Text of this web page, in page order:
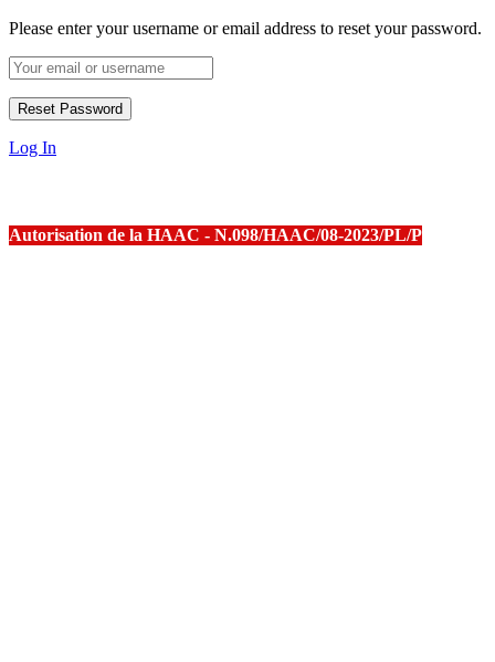
Please enter your username or email address to reset your password.
Log In
Autorisation de la HAAC - N.098/HAAC/08-2023/PL/P